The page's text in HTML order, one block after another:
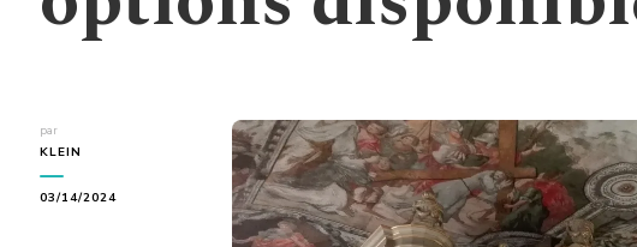
par
KLEIN
03/14/2024